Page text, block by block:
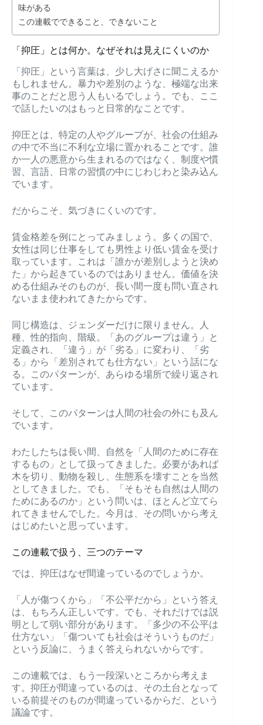
味がある
この連載でできること、できないこと
「抑圧」とは何か。なぜそれは見えにくいのか
「抑圧」という言葉は、少し大げさに聞こえるか
もしれません。暴力や差別のような、極端な出来
事のことだと思う人もいるでしょう。でも、ここ
で話したいのはもっと日常的なことです。
抑圧とは、特定の人やグループが、社会の仕組み
の中で不当に不利な立場に置かれることです。誰
か一人の悪意から生まれるのではなく、制度や慣
習、言語、日常の習慣の中にじわじわと染み込ん
でいます。
だからこそ、気づきにくいのです。
賃金格差を例にとってみましょう。多くの国で、
女性は同じ仕事をしても男性より低い賃金を受け
取っています。これは「誰かが差別しようと決め
た」から起きているのではありません。価値を決
める仕組みそのものが、長い間一度も問い直され
ないまま使われてきたからです。
同じ構造は、ジェンダーだけに限りません。人
種、性的指向、階級。「あのグループは違う」と
定義され、「違う」が「劣る」に変わり、「劣
る」から「差別されても仕方ない」という話にな
る。このパターンが、あらゆる場所で繰り返され
ています。
そして、このパターンは人間の社会の外にも及ん
でいます。
わたしたちは長い間、自然を「人間のために存在
するもの」として扱ってきました。必要があれば
木を切り、動物を殺し、生態系を壊すことを当然
としてきました。でも、「そもそも自然は人間の
ためにあるのか」という問いは、ほとんど立てら
れてきませんでした。今月は、その問いから考え
はじめたいと思っています。
この連載で扱う、三つのテーマ
では、抑圧はなぜ間違っているのでしょうか。
「人が傷つくから」「不公平だから」という答え
は、もちろん正しいです。でも、それだけでは説
明として弱い部分があります。「多少の不公平は
仕方ない」「傷ついても社会はそういうものだ」
という反論に、うまく答えられないからです。
この連載では、もう一段深いところから考えま
す。抑圧が間違っているのは、その土台となって
いる前提そのものが間違っているからだ、という
議論です。